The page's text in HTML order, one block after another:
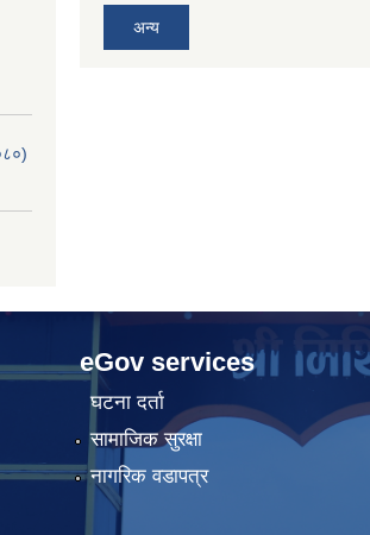
अन्य
eGov services
घटना दर्ता
सामाजिक सुरक्षा
नागरिक वडापत्र